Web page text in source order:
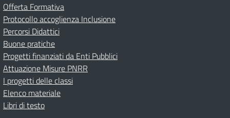
Offerta Formativa
Protocollo accoglienza Inclusione
Percorsi Didattici
Buone pratiche
Progetti finanziati da Enti Pubblici
Attuazione Misure PNRR
I progetti delle classi
Elenco materiale
Libri di testo